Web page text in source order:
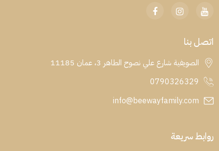
اتصل بنا
الصويفية شارع علي نصوح الطاهر 3، عمان 11185
0790326329
info@beewayfamily.com
روابط سريعة